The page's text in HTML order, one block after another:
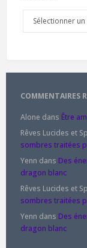
COMMENTAIRES
Alone dans Être
Rêves Lucides et
sombres traitées
Yenn dans Des
dragon blanc
Rêves Lucides et
sombres traitées
Yenn dans Des
dragon blanc